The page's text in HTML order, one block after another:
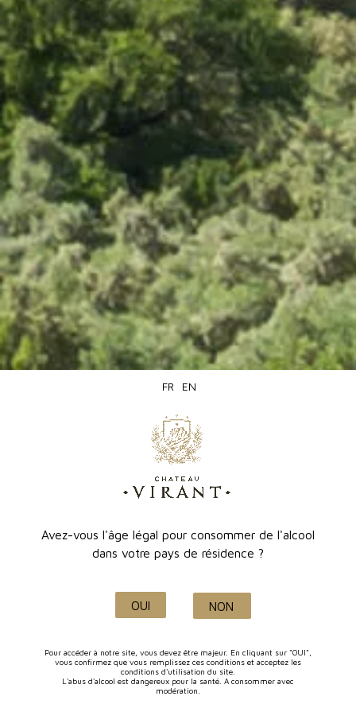
Terre de Beauferan Rouge
4 avis
15,20 €
Cuvée Prestige Rouge
20 avis
22,00 €
FR EN
Avez-vous l'âge légal pour consommer de l'alcool
dans votre pays de résidence ?
OUI NON
Pour accéder à notre site, vous devez être majeur. En cliquant sur "OUI",
vous confirmez que vous remplissez ces conditions et acceptez les
conditions d'utilisation du site.
L'abus d'alcool est dangereux pour la santé. A consommer avec
modération.